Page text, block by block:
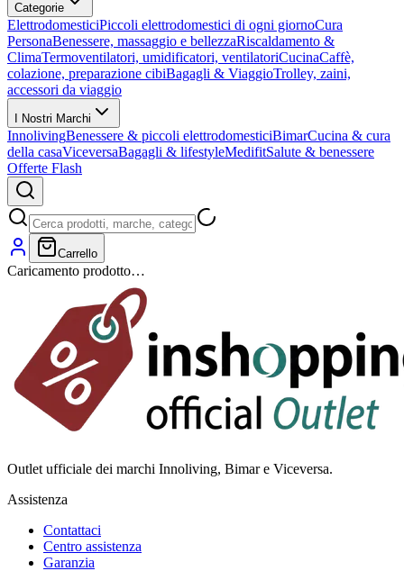
Categorie
ElettrodomesticiPiccoli elettrodomestici di ogni giornoCura
PersonaBenessere, massaggio e bellezzaRiscaldamento &
ClimaTermoventilatori, umidificatori, ventilatoriCucinaCaffè,
colazione, preparazione cibiBagagli & ViaggioTrolley, zaini,
accessori da viaggio
I Nostri Marchi
InnolivingBenessere & piccoli elettrodomesticiBimarCucina & cura
della casaViceversaBagagli & lifestyleMedifitSalute & benessere
Offerte Flash
Carrello
Caricamento prodotto…
Outlet ufficiale dei marchi Innoliving, Bimar e Viceversa.
Assistenza
Contattaci
Centro assistenza
Garanzia